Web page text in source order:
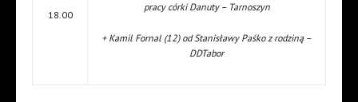
18.00
pracy córki Danuty – Tarnoszyn
+ Kamil Fornal (12) od Stanisławy Paśko z rodziną –
DDTabor